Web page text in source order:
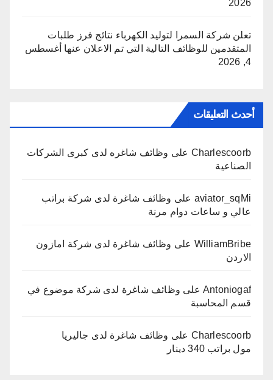
2026
تعلن شركة السمرا لتوليد الكهرباء نتائج فرز طلبات
المتقدمين للوظائف التالية التي تم الاعلان عنها أغسطس
4, 2026
أحدث التعليقات
Charlescoorb على وظائف شاغره لدى كبرى الشركات
الصناعية
aviator_sqMi على وظائف شاغرة لدى شركة براتب
عالي و ساعات دوام مرنة
WilliamBribe على وظائف شاغرة لدى شركة امازون
الاردن
Antoniogaf على وظائف شاغرة لدى شركة موضوع في
قسم المحاسبة
Charlescoorb على وظائف شاغرة لدى جاليريا
مول براتب 340 دينار